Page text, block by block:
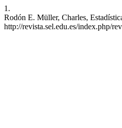
1.
Rodón E. Müller, Charles,
http://revista.sel.edu.es/index.php/